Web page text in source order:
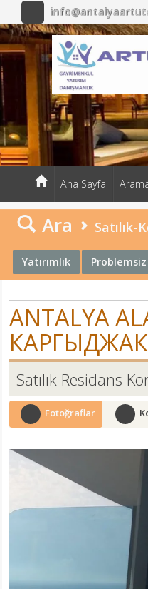
ARTUT EMLAK
Ana Sayfa
Ara Satılık-
Yatırımlık Problemsiz
ANTALYA
Satılık Residans
Fotoğraflar